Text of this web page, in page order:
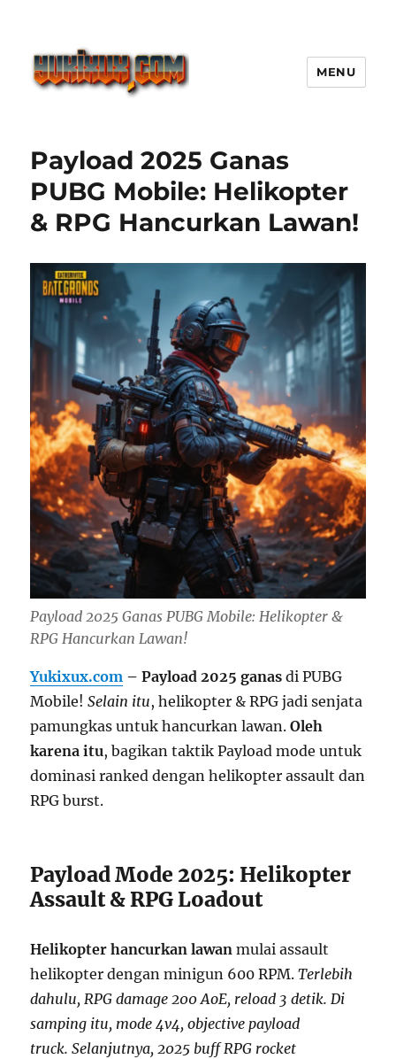
Paling Seru dengan Dunia Luas
MENU
Payload 2025 Ganas
PUBG Mobile: Helikopter
& RPG Hancurkan Lawan!
Payload 2025 Ganas PUBG Mobile: Helikopter &
RPG Hancurkan Lawan!
Yukixux.com – Payload 2025 ganas di PUBG
Mobile!Selain itu, helikopter & RPG jadi senjata
pamungkas untuk hancurkan lawan. Oleh
karena itu, bagikan taktik Payload mode untuk
dominasi ranked dengan helikopter assault dan
RPG burst.
Payload Mode 2025: Helikopter
Assault & RPG Loadout
Helikopter hancurkan lawan mulai assault
helikopter dengan minigun 600 RPM.Terlebih
dahulu, RPG damage 200 AoE, reload 3 detik. Di
samping itu, mode 4v4, objective payload
truck. Selanjutnya, 2025 buff RPG rocket